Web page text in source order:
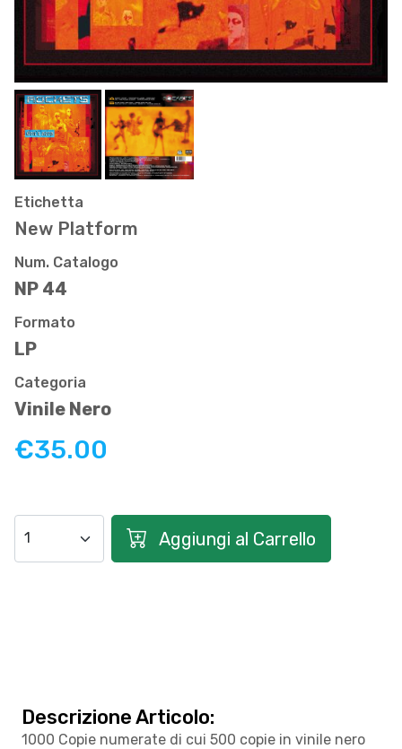
Etichetta
New Platform
Num. Catalogo
NP 44
Formato
LP
Categoria
Vinile Nero
€35.00
Aggiungi al Carrello
Descrizione Articolo:
1000 Copie numerate di cui 500 copie in vinile nero